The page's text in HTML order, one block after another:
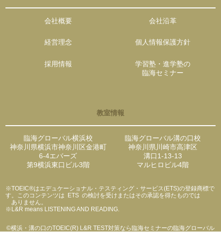
会社概要 会社沿革
経営理念 個人情報保護方針
採用情報
学習塾・進学塾の
臨海セミナー
教室情報
臨海グローバル横浜校
神奈川県横浜市神奈川区金港町
6-4エバーズ
第9横浜東口ビル3階
臨海グローバル溝の口校
神奈川県川崎市高津区
溝口1-13-13
マルヒロビル4階
※TOEIC®はエデュケーショナル・テスティング・サービス(ETS)の登録商標で
す。このコンテンツは ETS の検討を受けまたはその承認を得たものでは
ありません。
※L&R means LISTENING AND READING.
©横浜・溝の口のTOEIC(R) L&R TEST対策なら臨海セミナーの臨海グローバル